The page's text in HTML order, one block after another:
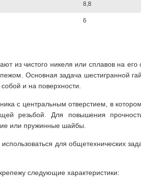
8,8
6
из чистого никеля или сплавов на
Основная задача шестигранной
и на поверхности.
с центральным отверстием, в
резьбой. Для повышения
или пружинные шайбы.
для общетехнических
следующие характеристики: